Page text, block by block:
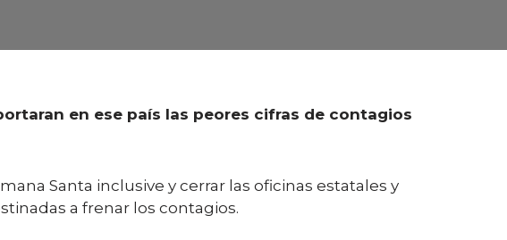
en ese país las peores cifras de contagios
Santa inclusive y cerrar las oficinas estatales y
a frenar los contagios.